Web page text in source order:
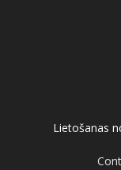
Lietošanas